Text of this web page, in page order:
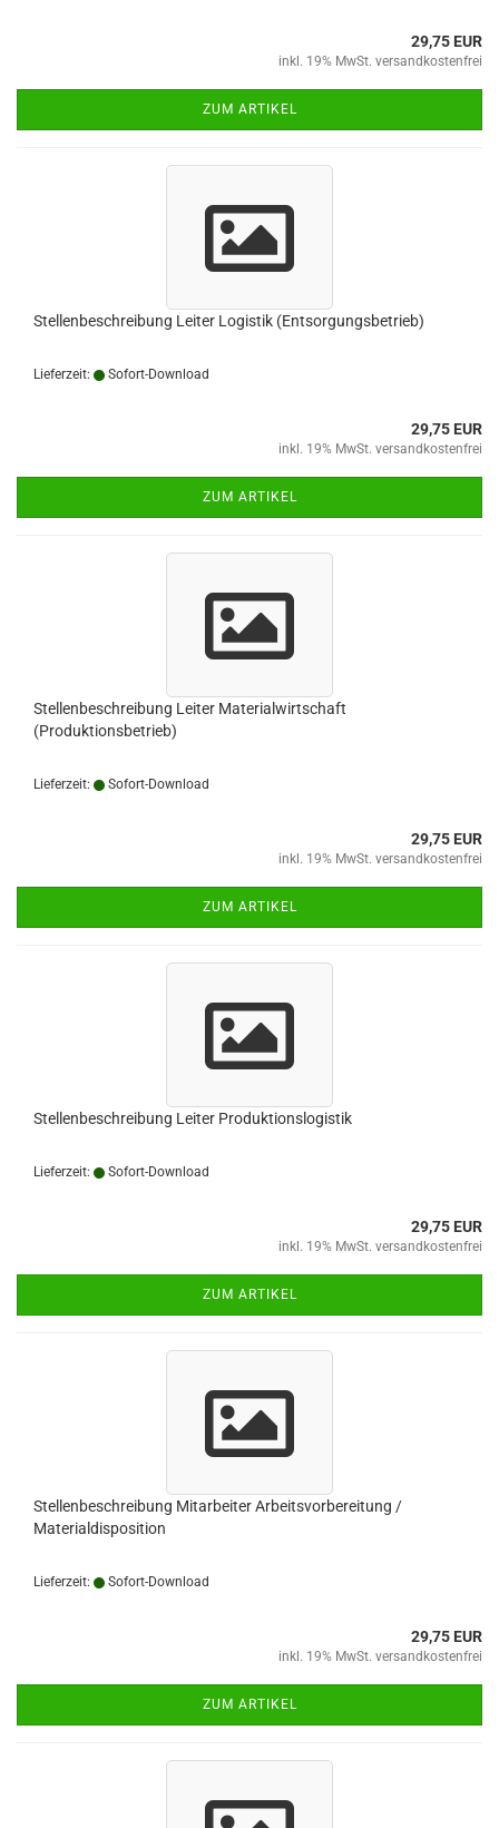
29,75 EUR
inkl. 19% MwSt. versandkostenfrei
ZUM ARTIKEL
Stellenbeschreibung Leiter Logistik (Entsorgungsbetrieb)
Lieferzeit: Sofort-Download
29,75 EUR
inkl. 19% MwSt. versandkostenfrei
ZUM ARTIKEL
Stellenbeschreibung Leiter Materialwirtschaft
(Produktionsbetrieb)
Lieferzeit: Sofort-Download
29,75 EUR
inkl. 19% MwSt. versandkostenfrei
ZUM ARTIKEL
Stellenbeschreibung Leiter Produktionslogistik
Lieferzeit: Sofort-Download
29,75 EUR
inkl. 19% MwSt. versandkostenfrei
ZUM ARTIKEL
Stellenbeschreibung Mitarbeiter Arbeitsvorbereitung /
Materialdisposition
Lieferzeit: Sofort-Download
29,75 EUR
inkl. 19% MwSt. versandkostenfrei
ZUM ARTIKEL